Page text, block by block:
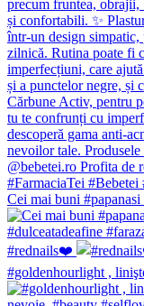
Cei mai buni
#rednails❤️
#goldenhourlight ,